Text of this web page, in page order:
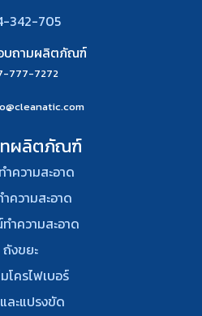
342-705
บถามผลิตภัณฑ์
777-7272
ทผลิตภัณฑ์
ำความสะอาด
ความสะอาด
าความสะอาด
ถังขยะ
โครไฟเบอร์
ละแปรงขัด